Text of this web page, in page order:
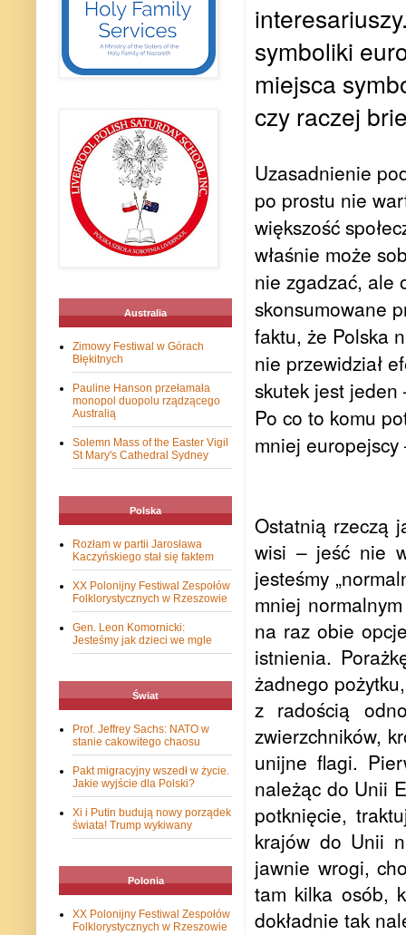
symboliki
miejsca
czy raczej
Uzasadnienie
po prostu nie
większość
właśnie może
nie zgadzać, ale
skonsumowane
faktu, że Polska
nie przewidział
skutek jest
Po co to komu
mniej
Ostatnią rzeczą
wisi – jeść nie
jesteśmy
mniej
na raz obie
istnienia.
żadnego
z radością
zwierzchników,
unijne flagi.
należąc do Unii
potknięcie,
krajów do Unii
jawnie wrogi,
tam kilka osób,
dokładnie tak
Australia
Zimowy Festiwal w Górach
Błękitnych
Pauline Hanson przełamała
monopol duopolu rządzącego
Australią
Solemn Mass of the Easter Vigil
St Mary's Cathedral Sydney
Polska
Rozłam w partii Jarosława
Kaczyńskiego stał się faktem
XX Polonijny Festiwal Zespołów
Folklorystycznych w Rzeszowie
Gen. Leon Komornicki:
Jesteśmy jak dzieci we mgle
Świat
Prof. Jeffrey Sachs: NATO w
stanie cakowitego chaosu
Pakt migracyjny wszedł w życie.
Jakie wyjście dla Polski?
Xi i Putin budują nowy porządek
świata! Trump wykiwany
Polonia
XX Polonijny Festiwal Zespołów
Folklorystycznych w Rzeszowie